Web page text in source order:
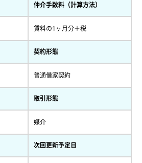
仲介手数料（計算方法）
賃料の1ヶ月分＋税
契約形態
普通借家契約
取引形態
媒介
次回更新予定日